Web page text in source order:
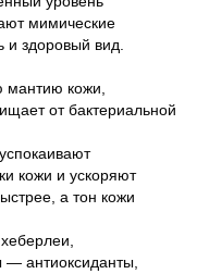
мимические
и здоровый вид.
мантию кожи,
от бактериальной
кожи и ускоряют
а тон кожи
— антиоксиданты,